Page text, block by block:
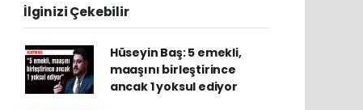
İlginizi Çekebilir
Hüseyin Baş: 5 emekli,
maaşını birleştirince
ancak 1 yoksul ediyor